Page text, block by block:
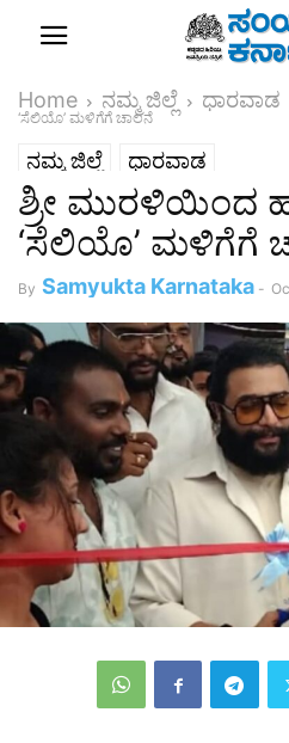
Home ನಮ್ಮ ಜಿಲ್ಲೆ ಧಾರವಾಡ
‘ಸೆಲಿಯೊ’ ಮಳಿಗೆಗೆ ಚಾಲನೆ
ನಮ್ಮ ಜಿಲ್ಲೆ ಧಾರವಾಡ
ಶ್ರೀ ಮುರಳಿಯಿಂದ
‘ಸೆಲಿಯೊ’ ಮಳಿಗೆಗೆ
By Samyukta Karnataka -